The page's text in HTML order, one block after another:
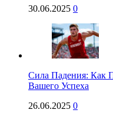
30.06.2025 0
Сила Падения: Как
Вашего Успеха
26.06.2025 0